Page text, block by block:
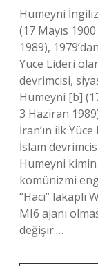
Humeyni
(17 Mayıs
1989),
Yüce Lideri
devrimcisi,
Humeyni [b]
3 Haziran
İran’ın ilk
İslam
Humeyni kimin
komünizmi
“Hacı”
MI6 ajanı
değişir.…